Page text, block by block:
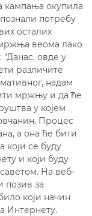
кампања окупила
потребу
осталих
мржња веома лако
"Данас, овде у
различите
надам
мржњу и да ће
у којем
Процес
а она ће бити
који се буду
и који буду
На веб-
позив за
који начин
Интернету.